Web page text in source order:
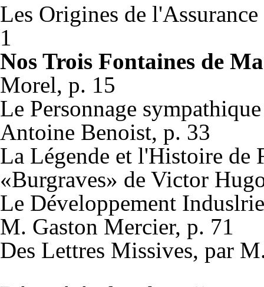
Les Origines de
1
Nos Trois Fontaines de
Morel, p. 15
Le Personnage
Antoine Benoist, p. 33
La Légende et l'Histoire de
«Burgraves» de Victor
Le Développement
M. Gaston Mercier, p. 71
Des Lettres Missives, par